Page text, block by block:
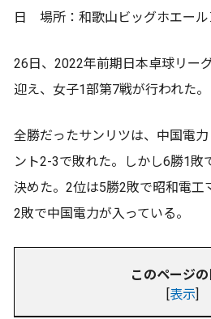
日 場所：和歌山ビッグホエール
26日、2022年前期日本卓球リー
迎え、女子1部第7戦が行われた。
全勝だったサンリツは、中国電
ント2-3で敗れた。しかし6勝1敗
決めた。2位は5勝2敗で昭和電工
2敗で中国電力が入っている。
このページ
[表示]